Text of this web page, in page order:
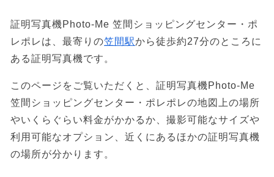
証明写真機Photo-Me 笠間ショッピングセンター・ポ
レポレは、最寄りの笠間駅から徒歩約27分のところに
ある証明写真機です。
このページをご覧いただくと、証明写真機Photo-Me
笠間ショッピングセンター・ポレポレの地図上の場所
やいくらぐらい料金がかかるか、撮影可能なサイズや
利用可能なオプション、近くにあるほかの証明写真機
の場所が分かります。